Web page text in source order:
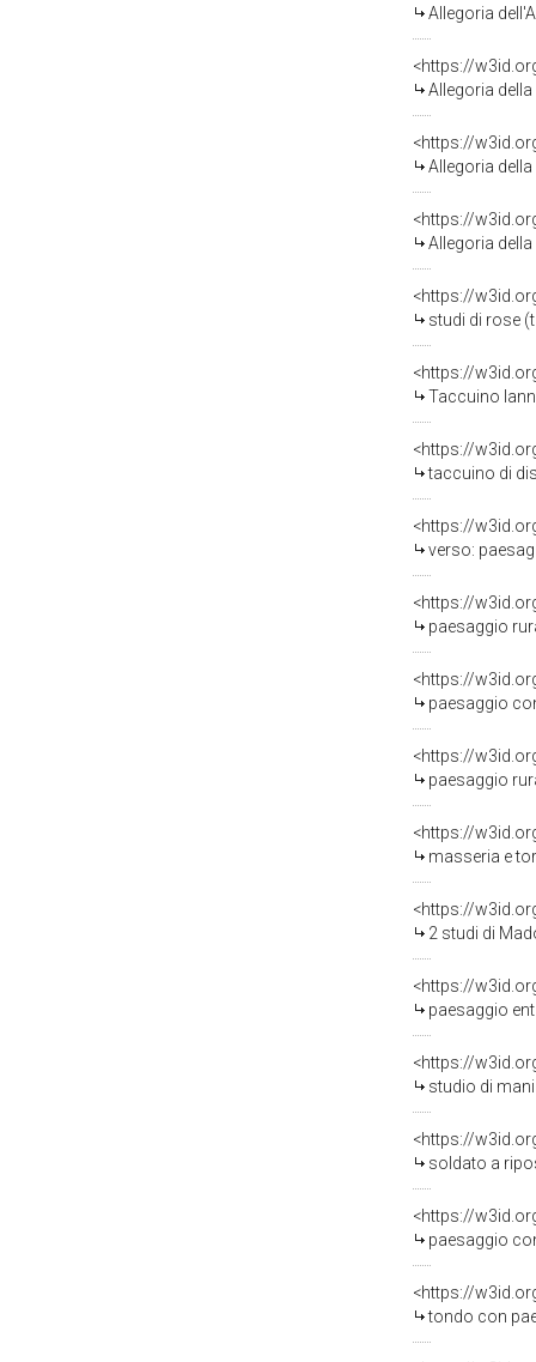
Allegoria
<https://
Allegoria della
<https://
Allegoria della
<https://
Allegoria della
<https://
studi di rose
<https://
Taccuino
<https://
taccuino di
<https://
verso: paesaggio
<https://
paesaggio
<https://
paesaggio con
<https://
paesaggio
<https://
masseria e
<https://
2 studi di
<https://
paesaggio entro
<https://
studio di mani e
<https://
soldato a riposo
<https://
paesaggio con
<https://
tondo con paesaggio